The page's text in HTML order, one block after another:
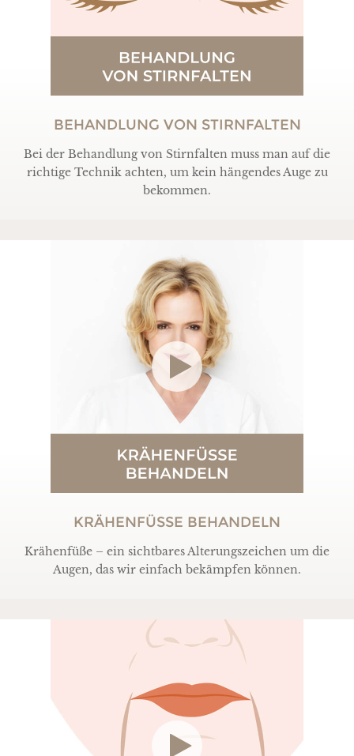
BEHANDLUNG VON STIRNFALTEN
Bei der Behandlung von Stirnfalten muss man auf die
richtige Technik achten, um kein hängendes Auge zu
bekommen.
KRÄHENFÜSSE BEHANDELN
Krähenfüße – ein sichtbares Alterungszeichen um die
Augen, das wir einfach bekämpfen können.